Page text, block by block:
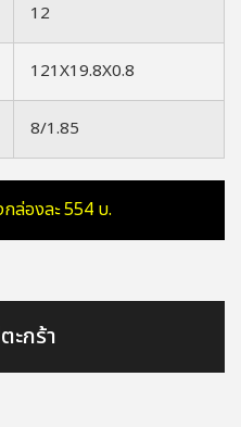
12
121X19.8X0.8
8/1.85
ล่องละ 554 บ.
ะกร้า